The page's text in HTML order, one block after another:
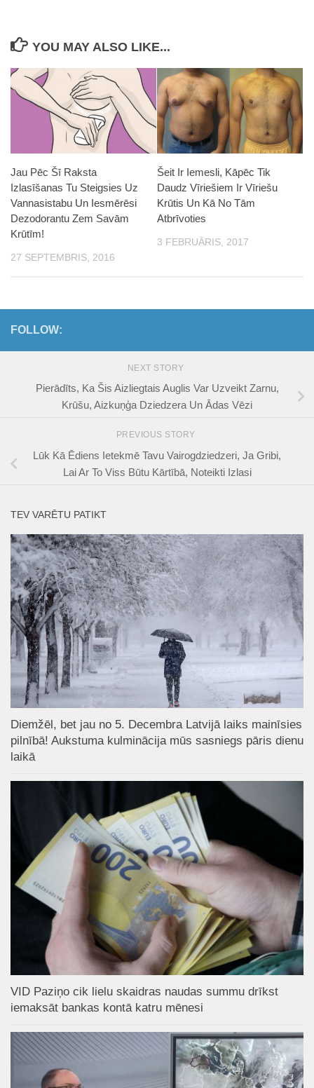
YOU MAY ALSO LIKE...
Jau Pēc Šī Raksta
Izlasīšanas Tu Steigsies Uz
Vannasistabu Un Iesmērēsi
Dezodorantu Zem Savām
Krūtīm!
27 SEPTEMBRIS, 2016
Šeit Ir Iemesli, Kāpēc Tik
Daudz Vīriešiem Ir Vīriešu
Krūtis Un Kā No Tām
Atbrīvoties
3 FEBRUĀRIS, 2017
FOLLOW:
NEXT STORY
Pierādīts, Ka Šis Aizliegtais Auglis Var Uzveikt Zarnu,
Krūšu, Aizkuņģa Dziedzera Un Ādas Vēzi
PREVIOUS STORY
Lūk Kā Ēdiens Ietekmē Tavu Vairogdziedzeri, Ja Gribi,
Lai Ar To Viss Būtu Kārtībā, Noteikti Izlasi
TEV VARĒTU PATIKT
Diemžēl, bet jau no 5. Decembra Latvijā laiks mainīsies
pilnībā! Aukstuma kulminācija mūs sasniegs pāris dienu
laikā
VID Paziņo cik lielu skaidras naudas summu drīkst
iemaksāt bankas kontā katru mēnesi